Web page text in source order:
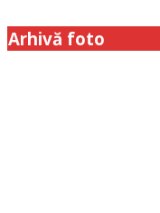
Arhivă foto